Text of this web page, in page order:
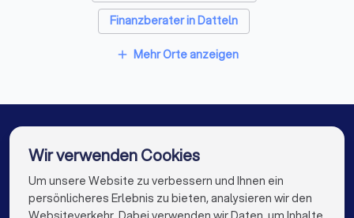
Finanzberater in Datteln
Finanzberater in Holzwickede
Finanzberater in München
Finanzberater in Frankfurt am Main
Finanzberater in Stuttgart
add Mehr Orte anzeigen
Die besten Finanzberater für Sie
Wir verwenden Cookies
Um unsere Website zu verbessern und Ihnen ein
persönlicheres Erlebnis zu bieten, analysieren wir den